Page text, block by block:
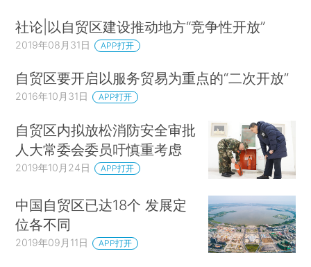
社论|以自贸区建设推动地方“竞争性开放”
2019年08月31日 APP打开
自贸区要开启以服务贸易为重点的“二次开放”
2016年10月31日 APP打开
自贸区内拟放松消防安全审批
人大常委会委员吁慎重考虑
2019年10月24日 APP打开
中国自贸区已达18个 发展定
位各不同
2019年09月11日 APP打开